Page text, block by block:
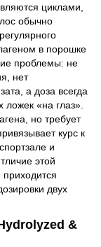
циклами,
обычно
в порошке
проблемы: не
нет
а доза всегда
«на глаз».
но требует
курс к
и
этой
двух
&